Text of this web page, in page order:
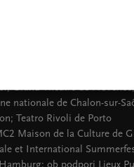
Grand Théâtre de
nationale de Chalon-sur-
Teatro Rivoli de Porto
Maison de la Culture de
et International